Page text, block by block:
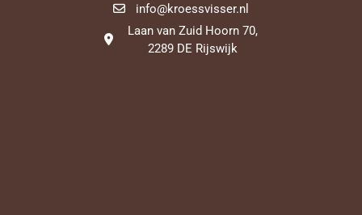
info@kroessvisser.nl
Laan van Zuid Hoorn 70,
2289 DE Rijswijk